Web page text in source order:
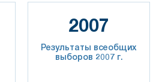
2007
Результаты всеобщих
выборов 2007 г.